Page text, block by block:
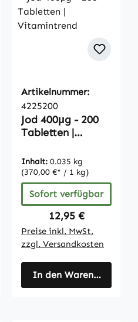
Artikelnummer:
4225200
Jod 400μg - 200
Tabletten |
Inhalt: 0.035 kg
(370,00 €* / 1 kg)
Sofort verfügbar
Regulärer Preis:
12,95 €
Preise inkl. MwSt.
zzgl. Versandkosten
In den Warenkorb